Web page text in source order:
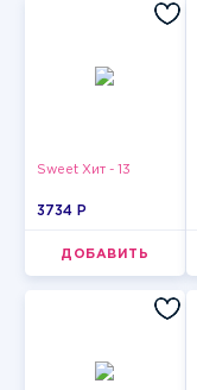
Sweet Хит - 13
3734 P
ДОБАВИТЬ